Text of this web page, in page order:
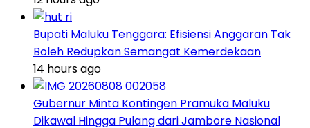
Bupati Maluku Tenggara: Efisiensi Anggaran Tak
Boleh Redupkan Semangat Kemerdekaan
14 hours ago
Gubernur Minta Kontingen Pramuka Maluku
Dikawal Hingga Pulang dari Jambore Nasional